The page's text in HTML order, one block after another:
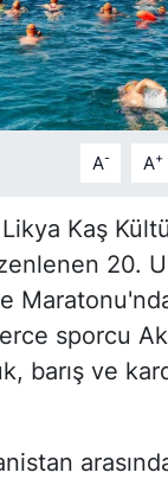
A- A+
Likya Kaş
20.
sporcu
barış ve